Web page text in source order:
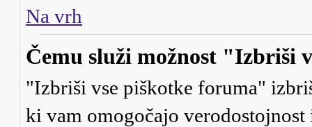
Na vrh
Čemu služi možnost "Izbriši
"Izbriši vse piškotke foruma"
ki vam omogočajo